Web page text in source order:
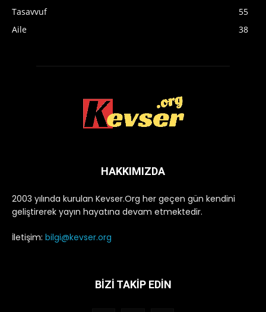
Tasavvuf
55
Aile
38
HAKKIMIZDA
2003 yılında kurulan Kevser.Org her geçen gün kendini
geliştirerek yayın hayatına devam etmektedir.
İletişim: bilgi@kevser.org
BİZİ TAKİP EDİN